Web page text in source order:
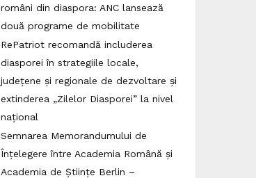
români din diaspora: ANC lansează
două programe de mobilitate
RePatriot recomandă includerea
diasporei în strategiile locale,
județene și regionale de dezvoltare și
extinderea „Zilelor Diasporei” la nivel
național
Semnarea Memorandumului de
Înțelegere între Academia Română și
Academia de Științe Berlin –